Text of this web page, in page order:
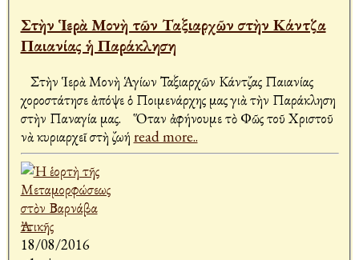
Στὴν Ἱερὰ Μονὴ τῶν Ταξιαρχῶν στὴν Κάντζα
Παιανίας ἡ Παράκληση
Στὴν Ἱερὰ Μονὴ Ἁγίων Ταξιαρχῶν Κάντζας Παιανίας
χοροστάτησε ἀπόψε ὁ Ποιμενάρχης μας γιὰ τὴν Παράκληση
στὴν Παναγία μας. Ὅταν ἀφήνουμε τὸ Φῶς τοῦ Χριστοῦ
νὰ κυριαρχεῖ στὴ ζωή read more..
18/08/2016